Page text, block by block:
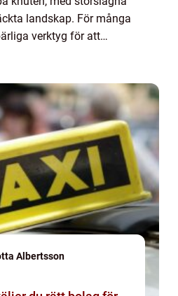
landskap. För många
verktyg för att
Albertsson